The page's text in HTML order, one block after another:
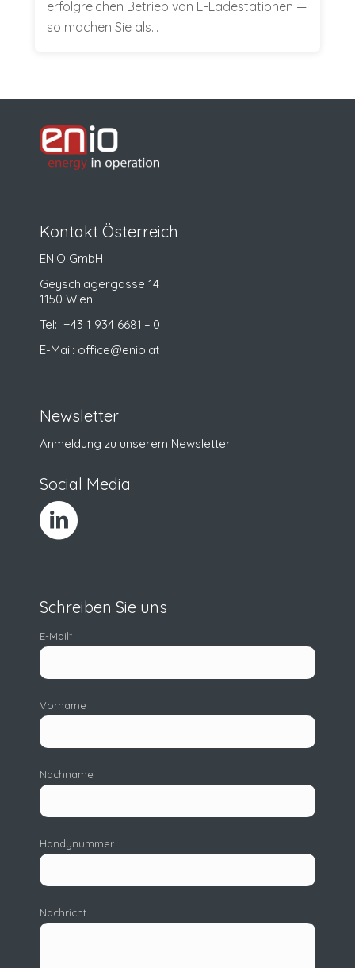
erfolgreichen Betrieb von E-Ladestationen —
so machen Sie als…
Kontakt Öster­reich
ENIO GmbH
Geyschlä­ger­gasse 14
1150 Wien
Tel: +43 1 934 6681 – 0
E‑Mail: office@enio.at
Newsletter
Anmel­dung zu unserem Newsletter
Social Media
Schreiben Sie uns
E-Mail*
Vorname
Nachname
Handynummer
Nachricht